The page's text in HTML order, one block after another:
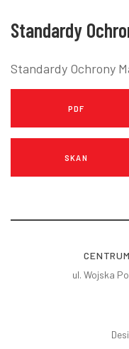
Standardy
Standardy Ochrony
PDF
SKAN
ul. Wojska